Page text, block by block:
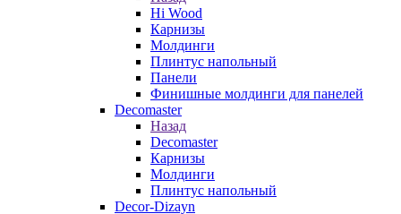
Hi Wood
Карнизы
Молдинги
Плинтус напольный
Панели
Финишные молдинги для панелей
Decomaster
Назад
Decomaster
Карнизы
Молдинги
Плинтус напольный
Decor-Dizayn